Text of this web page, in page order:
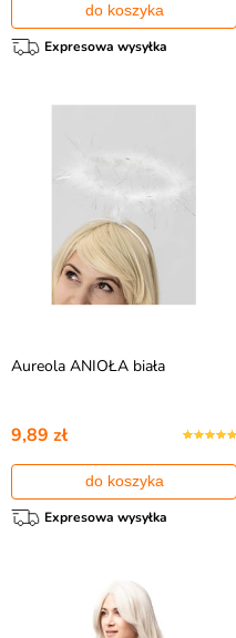
do koszyka
Expresowa wysyłka
Aureola ANIOŁA biała
9,89 zł
do koszyka
Expresowa wysyłka